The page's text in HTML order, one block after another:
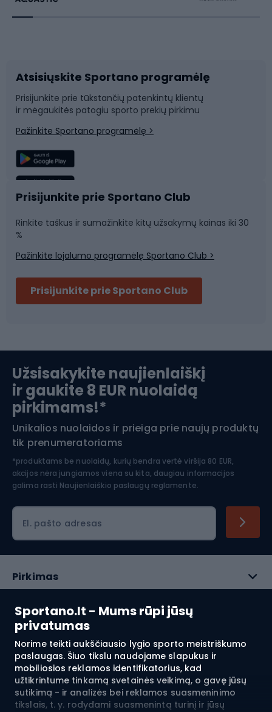
Sportano.lt - Mums rūpi jūsų
privatumas
Norime teikti aukščiausio lygio sporto meistriškumo
paslaugas. Šiuo tikslu naudojame slapukus ir
mobiliosios reklamos identifikatorius, kad
užtikrintume tinkamą svetainės veikimą, o gavę jūsų
sutikimą - ir analizės bei reklamos suasmeninimo
tikslais, t. y. rodydami suasmenintą turinį ir jūsų
Dviračių dalys
Laipiojimas
Žvejyba
Sportinė medicina
Rogutės ir čiuožynės
Snieglenčių sportas
Plaukimas
Komandinis sportas
Slidinėjimas
Apranga žiemos sportui
Šiaurietiškas ėjimas
Atsisiųskite Sportano programėlę
Prisijunkite prie tūkstančių patenkintų klientų
ir mėgaukitės patogiu sporto prekių pirkimu
Pažinkite Sportano programėlę >
Prisijunkite prie Sportano Club
Rinkite taškus ir sumažinkite kitų užsakymų kainas iki 30
%
Pažinkite lojalumo programėlę Sportano Club >
Prisijunkite prie Sportano Club
Užsisakykite naujienlaiškį
ir gaukite 8 EUR nuolaidą
pirkimams!*
Unikalios nuolaidos ir prieiga prie naujų produktų
tik prenumeratoriams
*produktams be nuolaidų, kurių bendra vertė viršija 80 EUR,
akcijos nėra jungiamos viena su kita, daugiau informacijos
galima rasti Naujienlaiškio paslaugų reglamente.
El. pašto adresas
Pirkimas
Klientų aptarnavimas
Reglamentai
Apie mus
Pristatymas į: LT